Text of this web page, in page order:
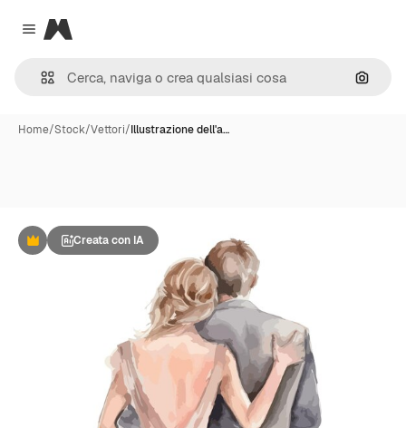
Close menu
Magnific
Cerca
Home/Stock/Vettori/Illustrazione dell'a…
PremiumCreata con IA